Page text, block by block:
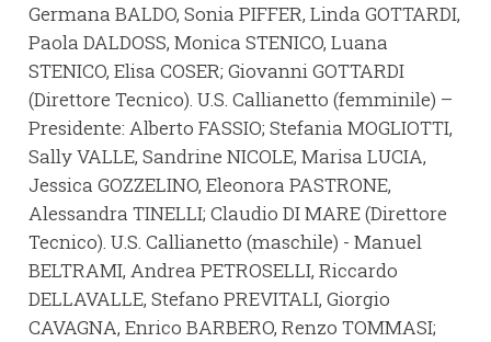
Germana BALDO, Sonia PIFFER, Linda GOTTARDI,
Paola DALDOSS, Monica STENICO, Luana
STENICO, Elisa COSER; Giovanni GOTTARDI
(Direttore Tecnico). U.S. Callianetto (femminile) –
Presidente: Alberto FASSIO; Stefania MOGLIOTTI,
Sally VALLE, Sandrine NICOLE, Marisa LUCIA,
Jessica GOZZELINO, Eleonora PASTRONE,
Alessandra TINELLI; Claudio DI MARE (Direttore
Tecnico). U.S. Callianetto (maschile) - Manuel
BELTRAMI, Andrea PETROSELLI, Riccardo
DELLAVALLE, Stefano PREVITALI, Giorgio
CAVAGNA, Enrico BARBERO, Renzo TOMMASI;